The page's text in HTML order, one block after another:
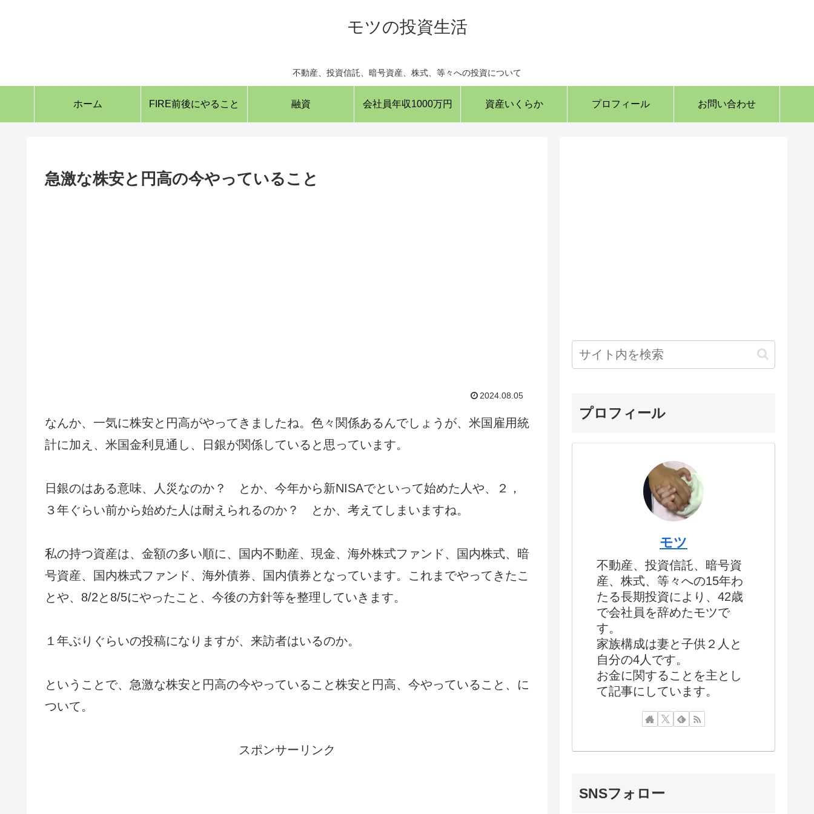
モツの投資生活
不動産、投資信託、暗号資産、株式、等々への投資について
ホーム FIRE前後にやること 融資 会社員年収1000万円 資産いくらか プロフィール お問い合わせ
急激な株安と円高の今やっていること
2024.08.05
なんか、一気に株安と円高がやってきましたね。色々関係あるんでしょうが、米国雇用統
計に加え、米国金利見通し、日銀が関係していると思っています。
日銀のはある意味、人災なのか？ とか、今年から新NISAでといって始めた人や、２，
３年ぐらい前から始めた人は耐えられるのか？ とか、考えてしまいますね。
私の持つ資産は、金額の多い順に、国内不動産、現金、海外株式ファンド、国内株式、暗
号資産、国内株式ファンド、海外債券、国内債券となっています。これまでやってきたこ
とや、8/2と8/5にやったこと、今後の方針等を整理していきます。
１年ぶりぐらいの投稿になりますが、来訪者はいるのか。
ということで、急激な株安と円高の今やっていること株安と円高、今やっていること、に
ついて。
スポンサーリンク
プロフィール
モツ
不動産、投資信託、暗号資
産、株式、等々への15年わ
たる長期投資により、42歳
で会社員を辞めたモツで
す。
家族構成は妻と子供２人と
自分の4人です。
お金に関することを主とし
て記事にしています。
SNSフォロー